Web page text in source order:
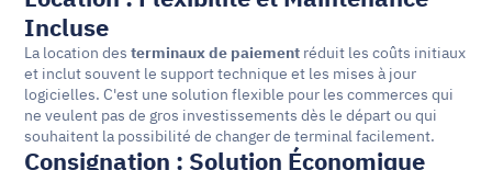
Incluse
La location des terminaux de paiement réduit les coûts initiaux
et inclut souvent le support technique et les mises à jour
logicielles. C'est une solution flexible pour les commerces qui
ne veulent pas de gros investissements dès le départ ou qui
souhaitent la possibilité de changer de terminal facilement.
Consignation : Solution Économique